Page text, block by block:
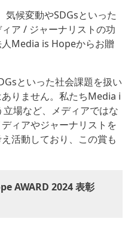
気候変動やSDGsといった
ア / ジャーナリストの功
Media is Hopeからお贈
といった社会課題を扱い
りません。私たちMedia i
場など、メディアではな
ィアやジャーナリストを
活動しており、この賞も
AWARD 2024 表彰